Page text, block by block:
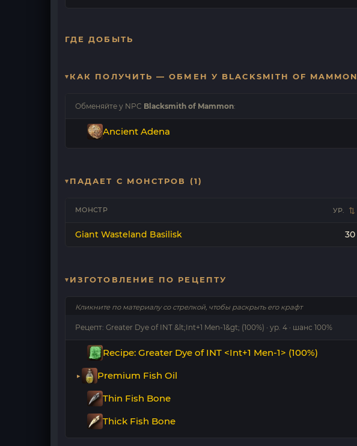
ГДЕ ДОБЫТЬ
КАК ПОЛУЧИТЬ — ОБМЕН У BLACKSMITH OF MAMMON
Обменяйте у NPC Blacksmith of Mammon:
Ancient Adena
ПАДАЕТ С МОНСТРОВ (1)
МОНСТР УР.
Giant Wasteland Basilisk 30
ИЗГОТОВЛЕНИЕ ПО РЕЦЕПТУ
Кликните по материалу со стрелкой, чтобы раскрыть его крафт
Рецепт: Greater Dye of INT &lt;Int+1 Men-1&gt; (100%) · ур. 4 · шанс 100%
Recipe: Greater Dye of INT <Int+1 Men-1> (100%)
Premium Fish Oil
Thin Fish Bone
Thick Fish Bone